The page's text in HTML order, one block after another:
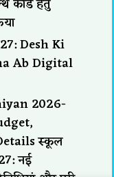
Desh Ki
Ab Digital
2026-
स्कूल
नई